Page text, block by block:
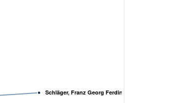
Schläger, Franz Georg Ferdinand